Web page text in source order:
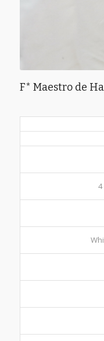
F* Maestro de